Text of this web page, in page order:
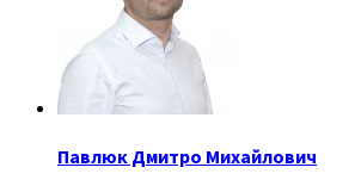
Павлюк Дмитро Михайлович